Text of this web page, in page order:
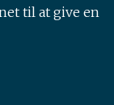
til at give en